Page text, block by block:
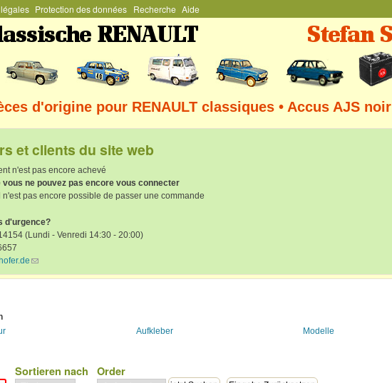
Aller au contenu principal
Protection des données Recherche Aide
d'origine pour RENAULT classiques • Accus AJS noir
et clients du site web
n'est pas encore achevé
vous ne pouvez pas encore vous connecter
pas encore possible de passer une commande
d'urgence?
(Lundi - Venredi 14:30 - 20:00)
(link sends e-mail)
Aufkleber Modelle
Sortieren nach Order